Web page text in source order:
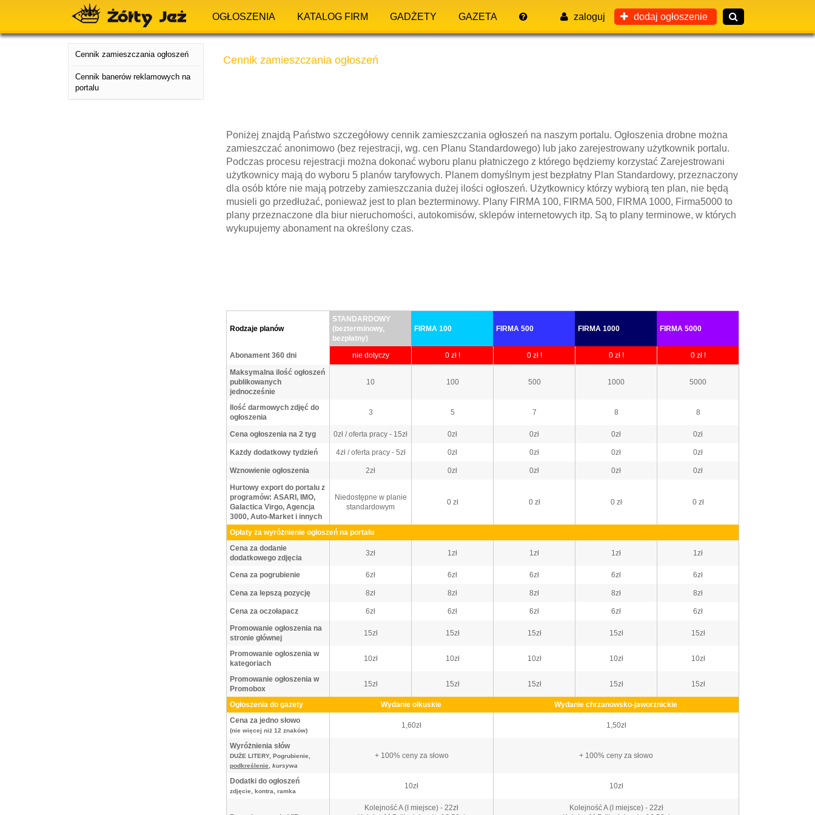
OGŁOSZENIA KATALOG FIRM GADŻETY GAZETA zaloguj dodaj ogłoszenie
Cennik zamieszczania ogłoszeń
Poniżej znajdą Państwo szczegółowy cennik zamieszczania ogłoszeń na naszym portalu. Ogłoszenia drobne można
zamieszczać anonimowo (bez rejestracji, wg. cen Planu Standardowego) lub jako zarejestrowany użytkownik portalu.
Podczas procesu rejestracji można dokonać wyboru planu płatniczego z którego będziemy korzystać Zarejestrowani
użytkownicy mają do wyboru 5 planów taryfowych. Planem domyślnym jest bezpłatny Plan Standardowy, przeznaczony
dla osób które nie mają potrzeby zamieszczania dużej ilości ogłoszeń. Użytkownicy którzy wybiorą ten plan, nie będą
musieli go przedłużać, ponieważ jest to plan bezterminowy. Plany FIRMA 100, FIRMA 500, FIRMA 1000, Firma5000 to
plany przeznaczone dla biur nieruchomości, autokomisów, sklepów internetowych itp. Są to plany terminowe, w których
wykupujemy abonament na określony czas.
Rodzaje planów
STANDARDOWY
(bezterminowy,
bezpłatny)
FIRMA 100 FIRMA 500 FIRMA 1000 FIRMA 5000
Abonament 360 dni nie dotyczy 0 zł ! 0 zł ! 0 zł !
0 zł !
Maksymalna ilość ogłoszeń
publikowanych
jednocześnie
10 100 500 1000 5000
Ilość darmowych zdjęć do
ogłoszenia
3 5 7 8 8
Cena ogłoszenia na 2 tyg 0zł / oferta pracy - 15zł 0zł 0zł 0zł 0zł
Każdy dodatkowy tydzień 4zł / oferta pracy - 5zł 0zł 0zł 0zł 0zł
Wznowienie ogłoszenia 2zł 0zł 0zł 0zł
0zł
Hurtowy export do portalu z
programów: ASARI, IMO,
Galactica Virgo, Agencja
3000, Auto-Market i innych
Niedostępne w planie
standardowym
0 zł 0 zł 0 zł 0 zł
Opłaty za wyróżnienie ogłoszeń na portalu
Cena za dodanie
dodatkowego zdjęcia
3zł 1zł 1zł 1zł 1zł
Cena za pogrubienie 6zł 6zł 6zł 6zł 6zł
Cena za lepszą pozycję 8zł 8zł 8zł 8zł 8zł
Cena za oczołapacz 6zł 6zł 6zł 6zł
6zł
Promowanie ogłoszenia na
stronie głównej
15zł 15zł 15zł 15zł 15zł
Promowanie ogłoszenia w
kategoriach
10zł 10zł 10zł 10zł 10zł
Promowanie ogłoszenia w
Promobox
15zł 15zł 15zł 15zł 15zł
Ogłoszenia do gazety Wydanie olkuskie
Wydanie chrzanowsko-jaworznickie
Cena za jedno słowo
(nie więcej niż 12 znaków)
1,60zł 1,50zł
Wyróżnienia słów
DUŻE LITERY, Pogrubienie
podkreślenie
kursywa
+ 100% ceny za słowo + 100% ceny za słowo
Dodatki do ogłoszeń
zdjęcie, kontra, ramka
10zł 10zł
Kolejność A (I miejsce) - 22zł
Kolejność A (I miejsce) - 22zł
Cennik zamieszczania ogłoszeń
Cennik banerów reklamowych na
portalu